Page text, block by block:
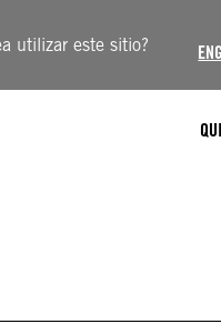
utilizar este sitio?